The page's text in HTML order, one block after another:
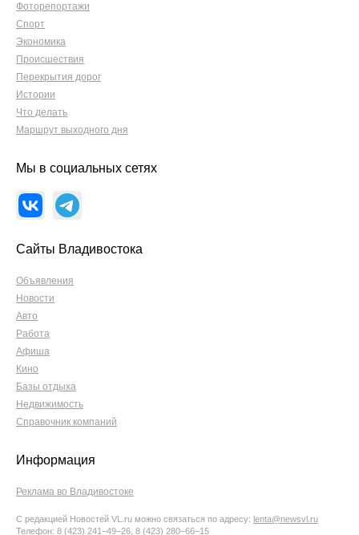
Фоторепортажи
Спорт
Экономика
Происшествия
Перекрытия дорог
Истории
Что делать
Маршрут выходного дня
Мы в социальных сетях
Сайты Владивостока
Объявления
Новости
Авто
Работа
Афиша
Кино
Базы отдыха
Недвижимость
Справочник компаний
Информация
Реклама во Владивостоке
С редакцией Новостей VL.ru можно связаться по адресу: lenta@newsvl.ru
Телефон: 8 (423) 241−49−26, 8 (423) 280−66−15